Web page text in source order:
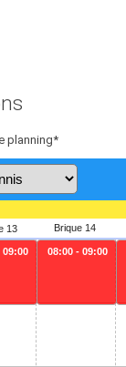
planning*